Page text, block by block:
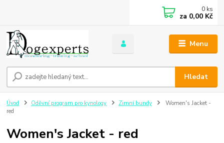
Menu
Hledat
0 ks
za 0,00 Kč
Úvod Oděvní program pro kynology Zimní bundy
Women's Jacket -
red
Women's Jacket - red